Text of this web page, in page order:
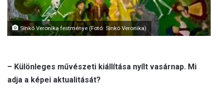
Sinkó Veronika festménye (Fotó: Sinkó Veronika)
– Különleges művészeti kiállítása nyílt vasárnap. Mi
adja a képei aktualitását?